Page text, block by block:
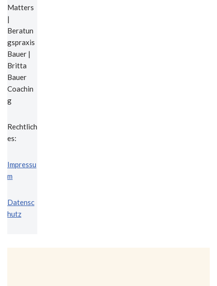
Matters
|
Beratun
gspraxis
Bauer |
Britta
Bauer
Coachin
g
Rechtlich
es:
Impressu
m
Datensc
hutz